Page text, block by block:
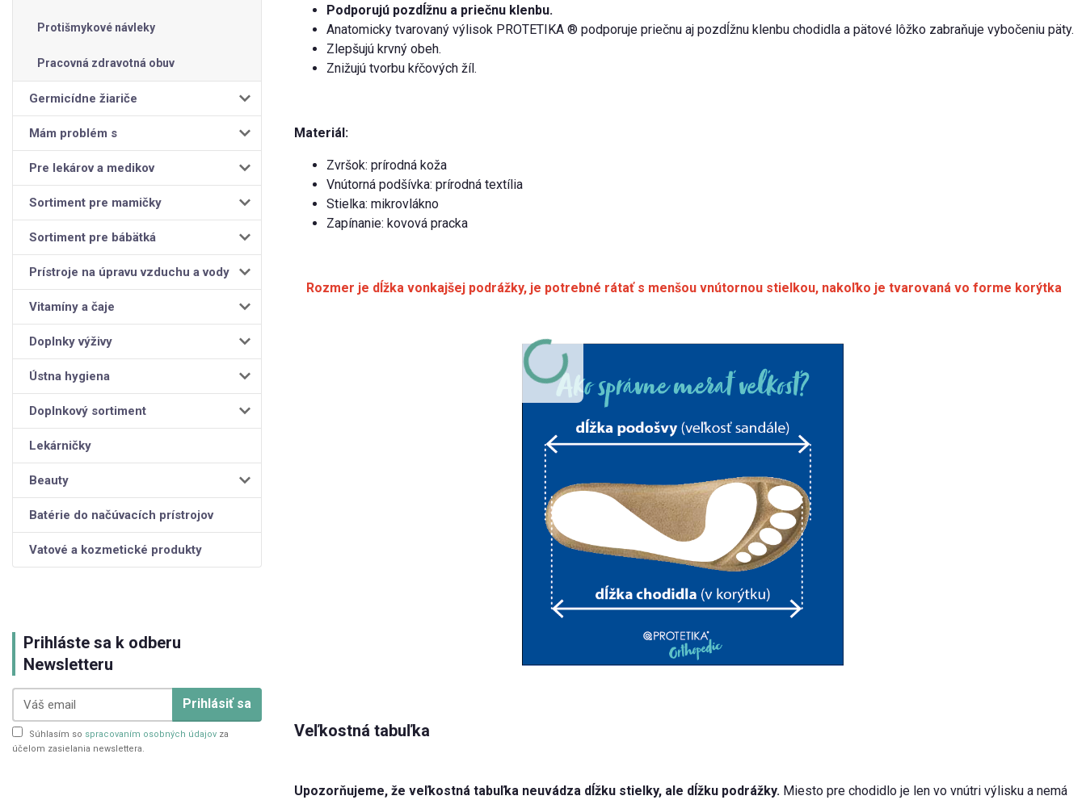
Protišmykové návleky
Pracovná zdravotná obuv
Germicídne žiariče
Mám problém s
Pre lekárov a medikov
Sortiment pre mamičky
Sortiment pre bábätká
Prístroje na úpravu vzduchu a vody
Vitamíny a čaje
Doplnky výživy
Ústna hygiena
Doplnkový sortiment
Lekárničky
Beauty
Batérie do načúvacích prístrojov
Vatové a kozmetické produkty
Prihláste sa k odberu
Newsletteru
Prihlásiť sa
Súhlasím so spracovaním osobných údajov za
účelom zasielania newslettera.
Podporujú pozdĺžnu a priečnu klenbu.
Anatomicky tvarovaný výlisok PROTETIKA ® podporuje priečnu aj pozdĺžnu klenbu chodidla a pätové lôžko zabraňuje vybočeniu päty.
Zlepšujú krvný obeh.
Znižujú tvorbu kŕčových žíl.
Materiál :
Zvršok: prírodná koža
Vnútorná podšívka: prírodná textília
Stielka: mikrovlákno
Zapínanie: kovová pracka
Rozmer je dĺžka vonkajšej podrážky, je potrebné rátať s menšou vnútornou stielkou, nakoľko je tvarovaná vo forme korýtka
Veľkostná tabuľka
Upozorňujeme, že veľkostná tabuľka neuvádza dĺžku stielky, ale dĺžku podrážky.Miesto pre chodidlo je len vo vnútri výlisku a nemá